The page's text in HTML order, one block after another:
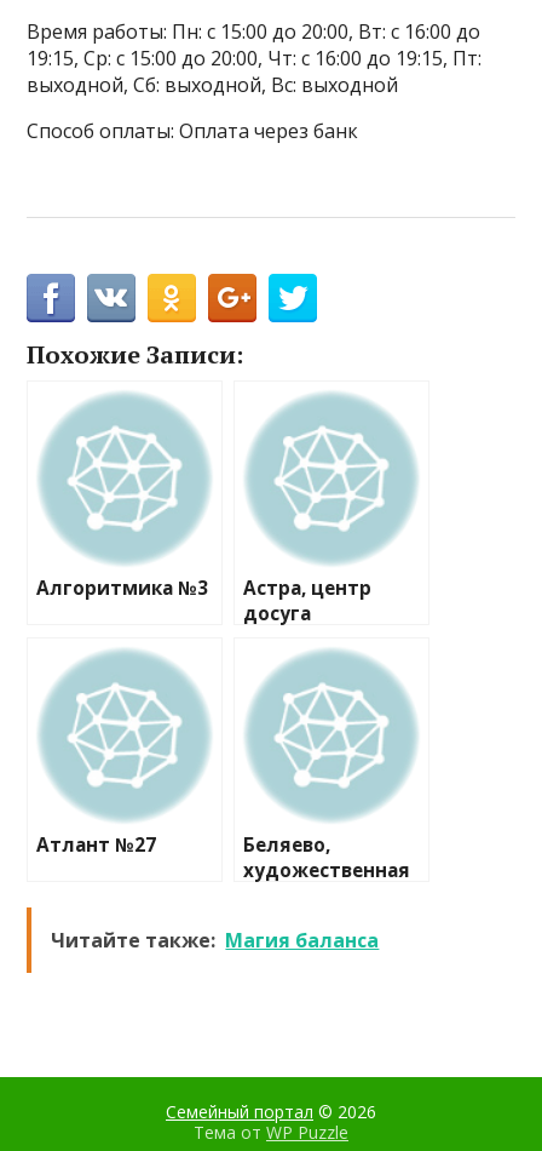
Время работы: Пн: с 15:00 до 20:00, Вт: с 16:00 до
19:15, Ср: с 15:00 до 20:00, Чт: с 16:00 до 19:15, Пт:
выходной, Сб: выходной, Вс: выходной
Способ оплаты: Оплата через банк
Похожие Записи:
Алгоритмика №3
Астра, центр
досуга
Атлант №27
Беляево,
художественная
Читайте также: Магия баланса
Семейный портал © 2026
Тема от WP Puzzle